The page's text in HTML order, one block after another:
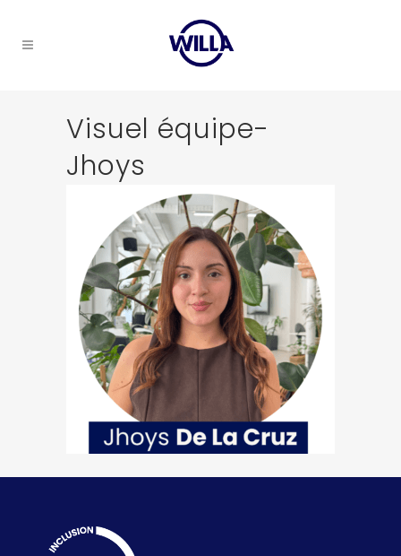
Visuel équipe-
Jhoys